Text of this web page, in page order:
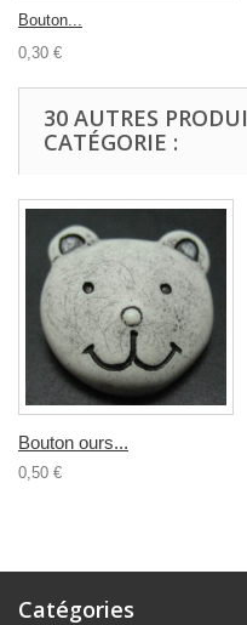
Bouton...
0,30 €
30 AUTRES
CATÉGORIE :
Bouton ours...
0,50 €
Catégories